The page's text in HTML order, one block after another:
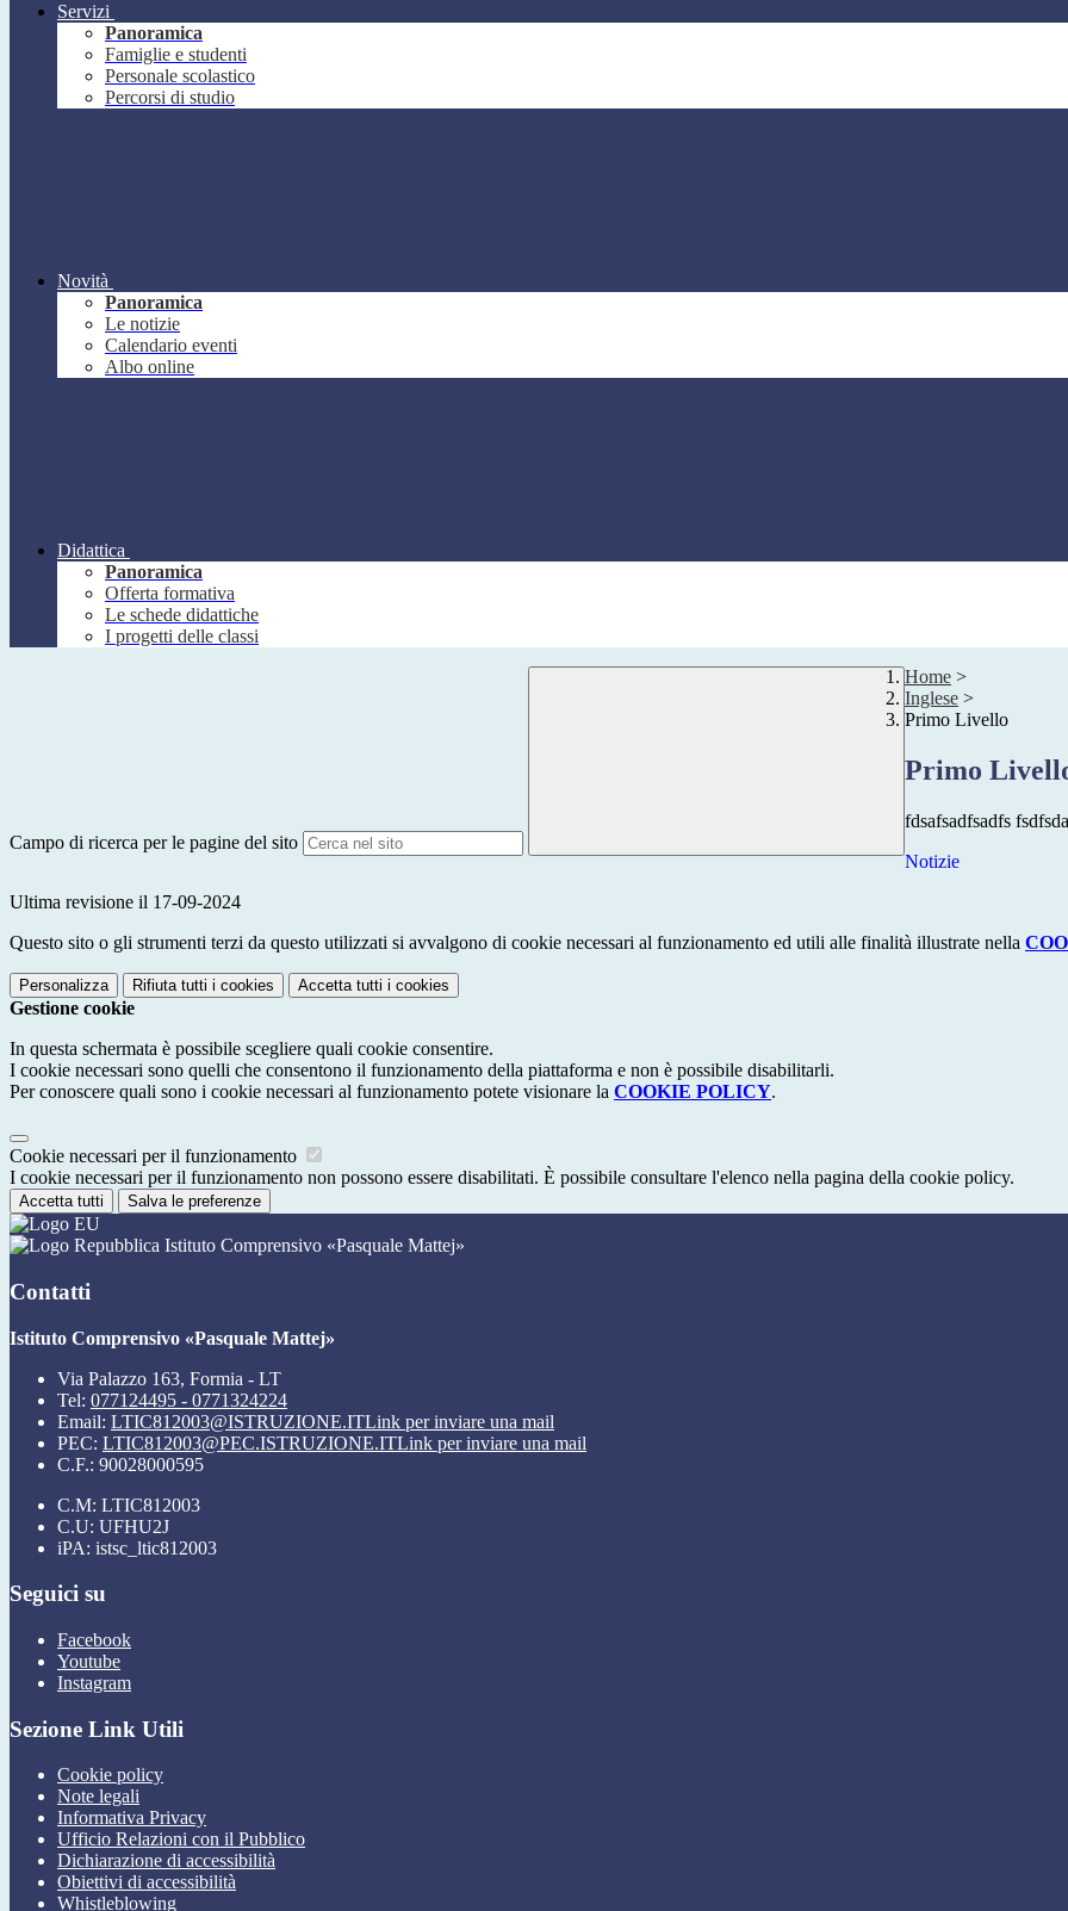
Servizi
Panoramica
Famiglie e studenti
Personale scolastico
Percorsi di studio
Novità
Panoramica
Le notizie
Calendario eventi
Albo online
Didattica
Panoramica
Offerta formativa
Le schede didattiche
I progetti delle classi
Campo di ricerca per le pagine del sito
Home >
Inglese >
Primo Livello
Primo
fdsafsadfsadfs
Notizie
Ultima revisione il 17-09-2024
Questo sito o gli strumenti terzi da questo utilizzati si avvalgono di cookie necessari al funzionamento ed utili alle finalità illustrate nella
Personalizza Rifiuta tutti i cookies Accetta tutti i cookies
Gestione cookie
In questa schermata è possibile scegliere quali cookie consentire.
I cookie necessari sono quelli che consentono il funzionamento della piattaforma e non è possibile disabilitarli.
Per conoscere quali sono i cookie necessari al funzionamento potete visionare la COOKIE POLICY.
Cookie necessari per il funzionamento
I cookie necessari per il funzionamento non possono essere disabilitati. È possibile consultare l'elenco nella pagina della cookie policy.
Accetta tutti Salva le preferenze
Istituto Comprensivo «Pasquale Mattej»
Contatti
Istituto Comprensivo «Pasquale Mattej»
Via Palazzo 163, Formia - LT
Tel: 077124495 - 0771324224
Email: LTIC812003@ISTRUZIONE.ITLink per inviare una mail
PEC: LTIC812003@PEC.ISTRUZIONE.ITLink per inviare una mail
C.F.: 90028000595
C.M: LTIC812003
C.U: UFHU2J
iPA: istsc_ltic812003
Seguici su
Facebook
Youtube
Instagram
Sezione Link Utili
Cookie policy
Note legali
Informativa Privacy
Ufficio Relazioni con il Pubblico
Dichiarazione di accessibilità
Obiettivi di accessibilità
Whistleblowing